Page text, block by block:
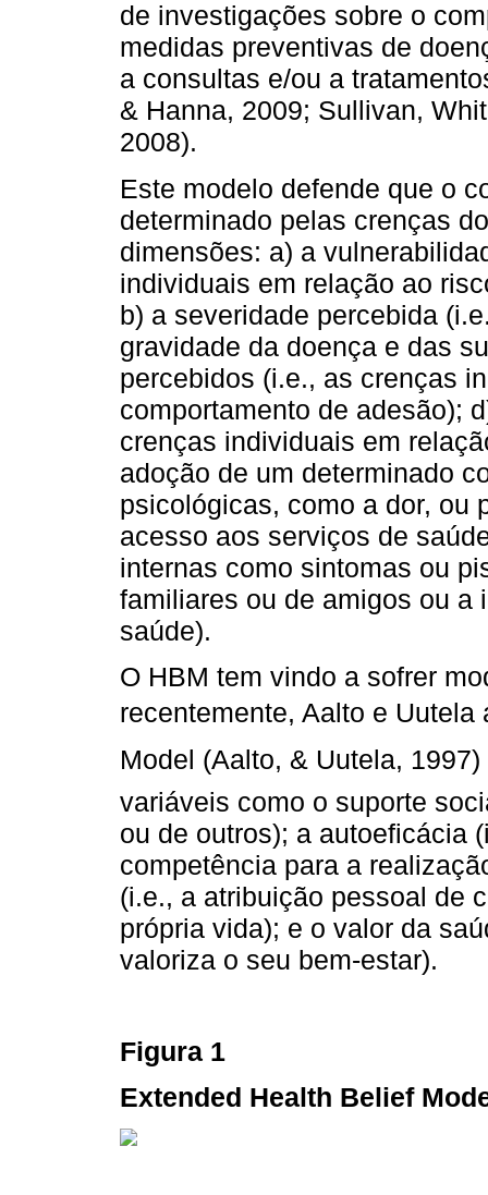
de investigações sobre o
medidas preventivas de
a consultas e/ou a
& Hanna, 2009; Sullivan,
2008).
Este modelo defende que o
determinado pelas crenças
dimensões: a) a
individuais em relação ao
b) a severidade percebida
gravidade da doença e das
percebidos (i.e., as crenças
comportamento de adesão);
crenças individuais em
adoção de um determinado
psicológicas, como a dor, ou
acesso aos serviços de
internas como sintomas ou
familiares ou de amigos ou a
saúde).
O HBM tem vindo a sofrer
recentemente, Aalto e Uutela
Model (Aalto, & Uutela,
variáveis como o suporte
ou de outros); a autoeficácia
competência para a
(i.e., a atribuição pessoal de
própria vida); e o valor da
valoriza o seu bem-estar).
Figura 1
Extended Health Belief